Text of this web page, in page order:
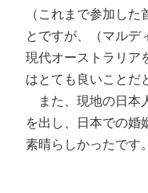
（これまで参加し
とですが、（マルデ
現代オーストラリア
はとても良いことだ
また、現地の日本
を出し、日本での婚
素晴らしかったです。